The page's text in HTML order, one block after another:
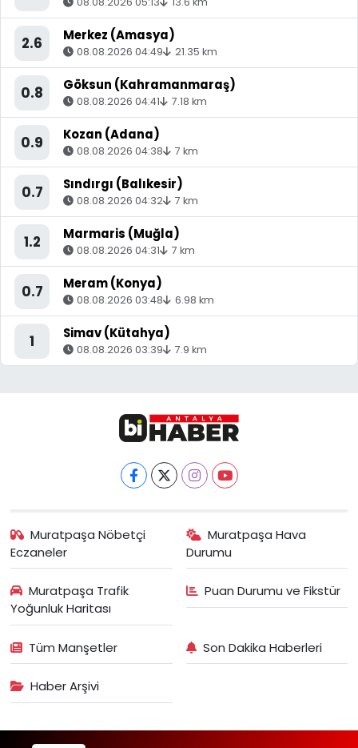
2.6 Merkez (Amasya)
08.08.2026 04:49 21.35 km
0.8 Göksun (Kahramanmaraş)
08.08.2026 04:41 7.18 km
0.9 Kozan (Adana)
08.08.2026 04:38 7 km
0.7 Sındırgı (Balıkesir)
08.08.2026 04:32 7 km
1.2 Marmaris (Muğla)
08.08.2026 04:31 7 km
0.7 Meram (Konya)
08.08.2026 03:48 6.98 km
1 Simav (Kütahya)
08.08.2026 03:39 7.9 km
Muratpaşa Nöbetçi
Eczaneler
Muratpaşa Hava
Durumu
Muratpaşa Trafik
Yoğunluk Haritası
Puan Durumu ve Fikstür
Tüm Manşetler Son Dakika Haberleri
Haber Arşivi